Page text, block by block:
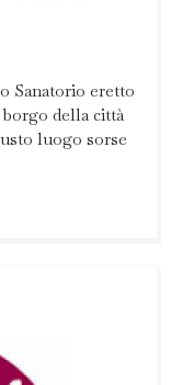
Sanatorio eretto
della città
luogo sorse